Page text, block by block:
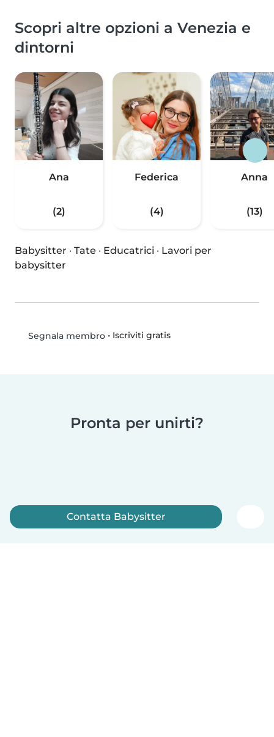
Scopri altre opzioni a Venezia e
dintorni
Ana
(2)
Federica
(4)
Anna
(13)
Babysitter · Tate · Educatrici · Lavori per
babysitter
Segnala membro• Iscriviti gratis
Pronta per unirti?
Contatta Babysitter